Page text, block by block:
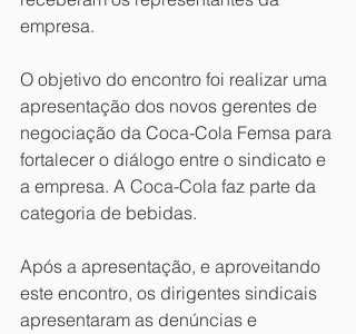
empresa.
O objetivo do encontro foi realizar uma
apresentação dos novos gerentes de
negociação da Coca-Cola Femsa para
fortalecer o diálogo entre o sindicato e
a empresa. A Coca-Cola faz parte da
categoria de bebidas.
Após a apresentação, e aproveitando
este encontro, os dirigentes sindicais
apresentaram as denúncias e